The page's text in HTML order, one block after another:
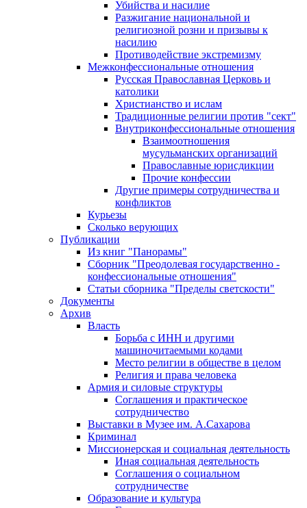
Убийства и насилие
Разжигание национальной и
религиозной розни и призывы к
насилию
Противодействие экстремизму
Межконфессиональные отношения
Русская Православная Церковь и
католики
Христианство и ислам
Традиционные религии против "сект"
Внутриконфессиональные отношения
Взаимоотношения
мусульманских организаций
Православные юрисдикции
Прочие конфессии
Другие примеры сотрудничества и
конфликтов
Курьезы
Сколько верующих
Публикации
Из книг "Панорамы"
Сборник "Преодолевая государственно -
конфессиональные отношения"
Статьи сборника "Пределы светскости"
Документы
Архив
Власть
Борьба с ИНН и другими
машиночитаемыми кодами
Место религии в обществе в целом
Религия и права человека
Армия и силовые структуры
Соглашения и практическое
сотрудничество
Выставки в Музее им. А.Сахарова
Криминал
Миссионерская и социальная деятельность
Иная социальная деятельность
Соглашения о социальном
сотрудничестве
Образование и культура